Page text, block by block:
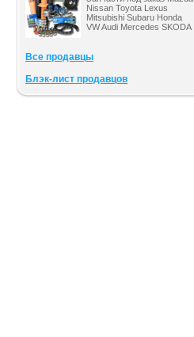
Nissan Toyota Lexus
Mitsubishi Subaru Honda
VW Audi Mercedes SKODA
Все продавцы
Блэк-лист продавцов